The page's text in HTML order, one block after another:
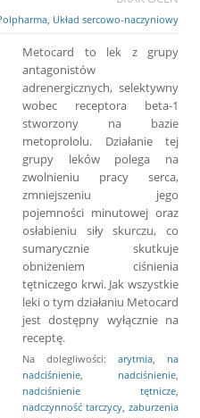
Układ sercowo-naczyniowy
Metocard to lek z grupy
antagonistów
adrenergicznych, selektywny
wobec receptora beta-1
stworzony na bazie
metoprololu. Działanie tej
grupy leków polega na
zwolnieniu pracy serca,
zmniejszeniu jego
pojemności minutowej oraz
osłabieniu siły skurczu, co
sumarycznie skutkuje
obniżeniem ciśnienia
tętniczego krwi. Jak wszystkie
leki o tym działaniu Metocard
jest dostępny wyłącznie na
receptę.
Na dolegliwości: arytmia
na
nadciśnienie
nadciśnienie
nadciśnienie tętnicze
nadczynność tarczycy zaburzenia